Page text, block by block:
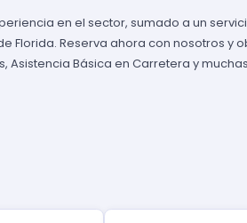
en el sector, sumado a un
Florida. Reserva ahora con nosotros y
Asistencia Básica en Carretera y